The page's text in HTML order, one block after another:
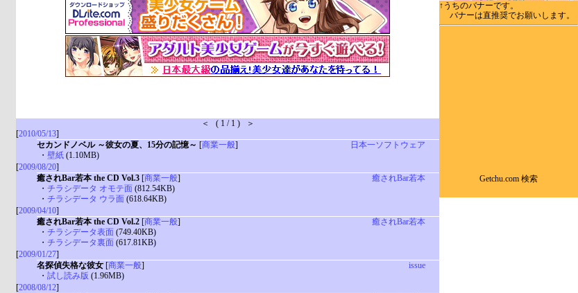
↑うちのバナーです。
バナーは直推奨でお願いします。
Getchu.com 検索
＜ ( 1 / 1 ) ＞
[2010/05/13]
セカンドノベル ～彼女の夏、15分の記憶～ [商業一般]
日本一ソフトウェア
・ 壁紙 (1.10MB)
[2009/08/20]
癒されBar若本 the CD Vol.3 [商業一般]
癒されBar若本
・ チラシデータ オモテ面 (812.54KB)
・ チラシデータ ウラ面 (618.64KB)
[2009/04/10]
癒されBar若本 the CD Vol.2 [商業一般]
癒されBar若本
・ チラシデータ表面 (749.40KB)
・ チラシデータ裏面 (617.81KB)
[2009/01/27]
名探偵失格な彼女 [商業一般]
issue
・ 試し読み版 (1.96MB)
[2008/08/12]